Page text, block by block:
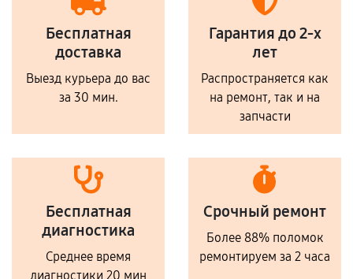
Бесплатная
доставка
Выезд курьера до вас
за 30 мин.
Гарантия до 2-х
лет
Распространяется как
на ремонт, так и на
запчасти
Бесплатная
диагностика
Среднее время
диагностики 20 мин
Срочный ремонт
Более 88% поломок
ремонтируем за 2 часа